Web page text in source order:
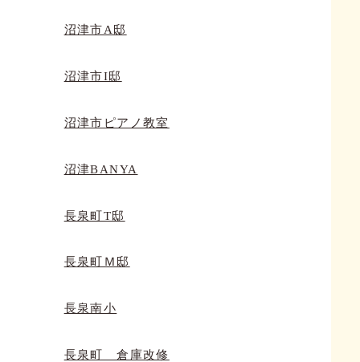
沼津市A邸
沼津市I邸
沼津市ピアノ教室
沼津BANYA
長泉町T邸
長泉町Ｍ邸
長泉南小
長泉町 倉庫改修